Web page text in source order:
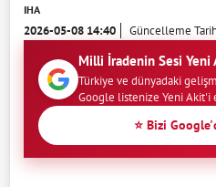
IHA
2026-05-08 14:40 Güncelleme
Milli İradenin Sesi Yeni
Türkiye ve dünyadaki
Google listenize Yeni Akit'i
⭐ Bizi